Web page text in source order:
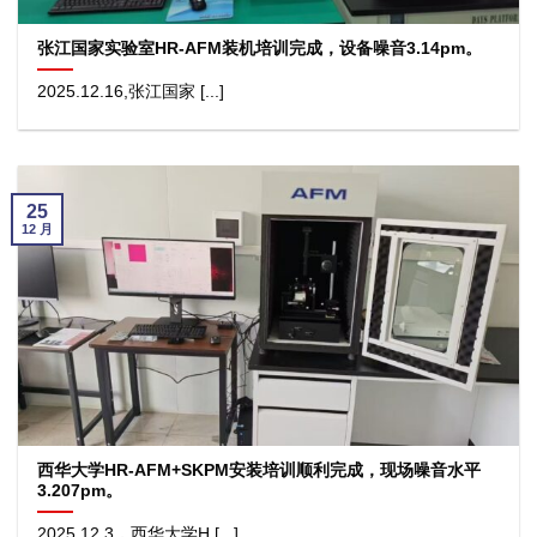
张江国家实验室HR-AFM装机培训完成，设备噪音3.14pm。
2025.12.16,张江国家 [...]
西华大学HR-AFM+SKPM安装培训顺利完成，现场噪音水平
3.207pm。
25
12 月